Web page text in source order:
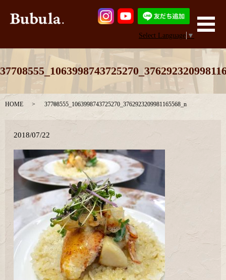
Select Language ▼
メ
HOME 37708555_1063998743725270_3762923209981165568_n
2018/07/22